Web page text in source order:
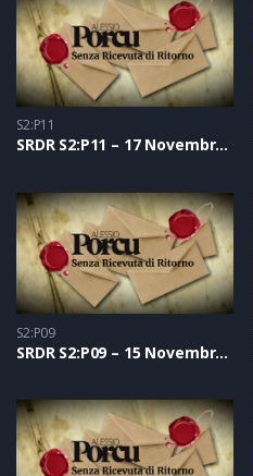
S2:P11
SRDR S2:P11 – 17 Novembre 2021
S2:P09
SRDR S2:P09 – 15 Novembre 2021